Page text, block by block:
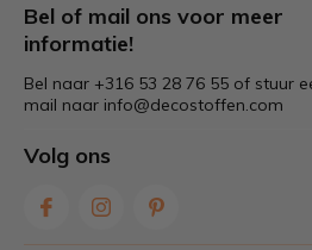
Bel of mail ons voor meer
informatie!
Bel naar +316 53 28 76 55 of stuur
mail naar info@decostoffen.com
Volg ons